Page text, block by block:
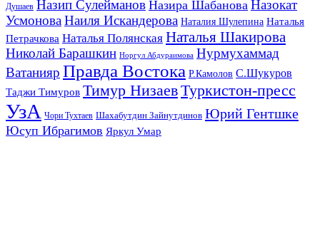
Душаев Назип Сулейманов Назира Шабанова Назокат
УсмоноваНаиля Искандерова Наталия Шулепина Наталья
Петрачкова Наталья Полянская Наталья Шакирова
Николай Барашкин Норгул Абдураимова Нурмухаммад
Ватанияр Правда Востока Р.Камолов С.Шукуров
Таджи Тимуров Тимур НизаевТуркистон-пресс
УзА Чори Тухтаев Шахабутдин Зайнутдинов Юрий Гентшке
Юсуп Ибрагимов Яркул Умар